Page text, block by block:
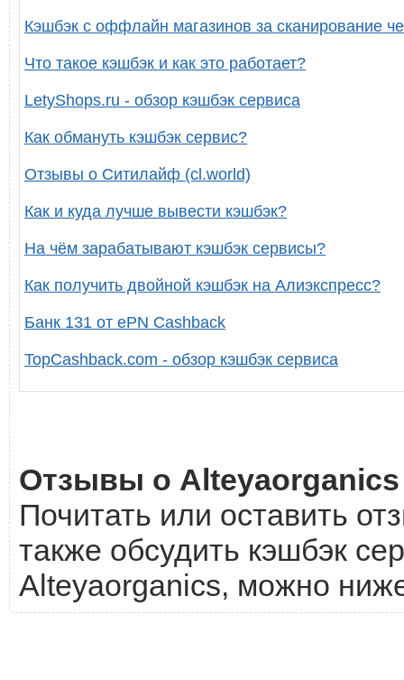
Кэшбэк с оффлайн магазинов за сканирование
Что такое кэшбэк и как это работает?
LetyShops.ru - обзор кэшбэк сервиса
Как обмануть кэшбэк сервис?
Отзывы о Ситилайф (cl.world)
Как и куда лучше вывести кэшбэк?
На чём зарабатывают кэшбэк сервисы?
Как получить двойной кэшбэк на Алиэкспресс?
Банк 131 от ePN Cashback
TopCashback.com - обзор кэшбэк сервиса
Отзывы о Alteyaorganics
Почитать или оставить
также обсудить кэшбэк
Alteyaorganics, можно